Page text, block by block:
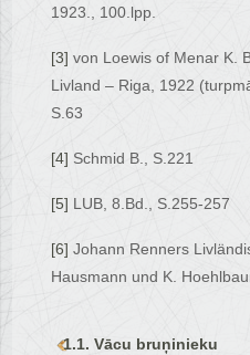
1923., 100.lpp.
[3] von Loewis of Menar K.
Livland – Riga, 1922
S.63
[4] Schmid B., S.221
[5] LUB, 8.Bd., S.255-257
[6] Johann Renners
Hausmann und K.
1.1. Vācu bruņinieku